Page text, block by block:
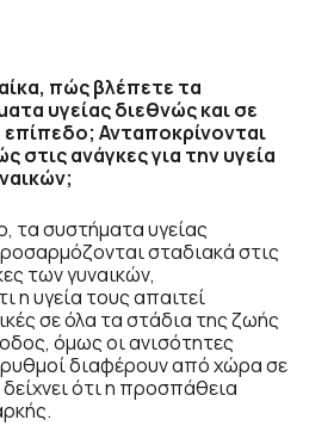
πώς βλέπετε τα
υγείας διεθνώς και σε
επίπεδο; Ανταποκρίνονται
στις ανάγκες για την υγεία
τα συστήματα υγείας
σταδιακά στις
των γυναικών,
η υγεία τους απαιτεί
σε όλα τα στάδια της ζωής
όμως οι ανισότητες
διαφέρουν από χώρα σε
ότι η προσπάθεια